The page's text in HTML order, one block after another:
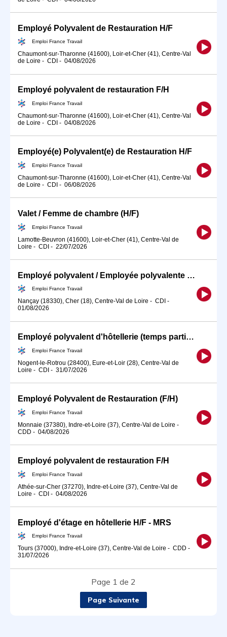
Employé Polyvalent de Restauration H/F
Emploi France Travail
Chaumont-sur-Tharonne (41600), Loir-et-Cher (41), Centre-Val
de Loire - CDI - 04/08/2026
Employé polyvalent de restauration F/H
Emploi France Travail
Chaumont-sur-Tharonne (41600), Loir-et-Cher (41), Centre-Val
de Loire - CDI - 04/08/2026
Employé(e) Polyvalent(e) de Restauration H/F
Emploi France Travail
Chaumont-sur-Tharonne (41600), Loir-et-Cher (41), Centre-Val
de Loire - CDI - 06/08/2026
Valet / Femme de chambre (H/F)
Emploi France Travail
Lamotte-Beuvron (41600), Loir-et-Cher (41), Centre-Val de
Loire - CDI - 22/07/2026
Employé polyvalent / Employée polyvalente d'hôtellerie
Emploi France Travail
Nançay (18330), Cher (18), Centre-Val de Loire - CDI -
01/08/2026
Employé polyvalent d'hôtellerie (temps partiel) (H/F)
Emploi France Travail
Nogent-le-Rotrou (28400), Eure-et-Loir (28), Centre-Val de
Loire - CDI - 31/07/2026
Employé Polyvalent de Restauration (F/H)
Emploi France Travail
Monnaie (37380), Indre-et-Loire (37), Centre-Val de Loire -
CDD - 04/08/2026
Employé polyvalent de restauration F/H
Emploi France Travail
Athée-sur-Cher (37270), Indre-et-Loire (37), Centre-Val de
Loire - CDI - 04/08/2026
Employé d'étage en hôtellerie H/F - MRS
Emploi France Travail
Tours (37000), Indre-et-Loire (37), Centre-Val de Loire - CDD -
31/07/2026
Page 1 de 2
Page Suivante